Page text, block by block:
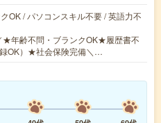
OK / パソコンスキル不要 / 英語力不
★年齢不問・ブランクOK★履歴書不
OK）★社会保険完備＼…